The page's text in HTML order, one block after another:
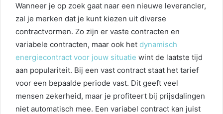
Wanneer je op zoek gaat naar een nieuwe leverancier,
zal je merken dat je kunt kiezen uit diverse
contractvormen. Zo zijn er vaste contracten en
variabele contracten, maar ook het dynamisch
energiecontract voor jouw situatie wint de laatste tijd
aan populariteit. Bij een vast contract staat het tarief
voor een bepaalde periode vast. Dit geeft veel
mensen zekerheid, maar je profiteert bij prijsdalingen
niet automatisch mee. Een variabel contract kan juist